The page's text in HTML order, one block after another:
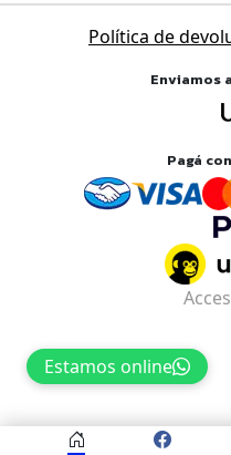
Política de
Enviamos
Pagá
Estamos online
Tu